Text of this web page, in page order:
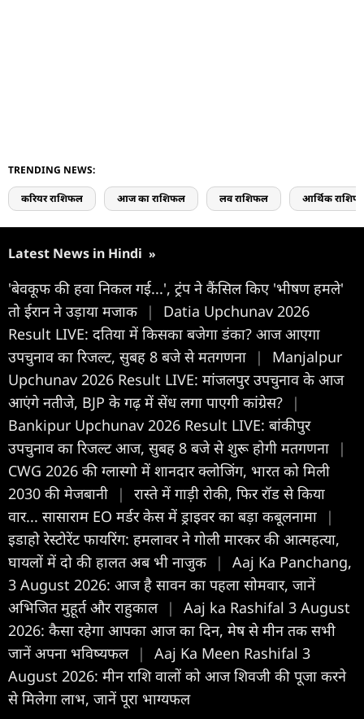
TRENDING NEWS:
करियर राशिफल आज का राशिफल लव राशिफल आर्थिक
Latest News in Hindi »
'बेवकूफ की हवा निकल गई...', ट्रंप ने कैंसिल किए 'भीषण हमले'
तो ईरान ने उड़ाया मजाक
|
Datia Upchunav 2026
Result LIVE: दतिया में किसका बजेगा डंका? आज आएगा
उपचुनाव का रिजल्ट, सुबह 8 बजे से मतगणना
|
Manjalpur
Upchunav 2026 Result LIVE: मांजलपुर उपचुनाव के आज
आएंगे नतीजे, BJP के गढ़ में सेंध लगा पाएगी कांग्रेस?
|
Bankipur Upchunav 2026 Result LIVE: बांकीपुर
उपचुनाव का रिजल्ट आज, सुबह 8 बजे से शुरू होगी मतगणना
|
CWG 2026 की ग्लास्गो में शानदार क्लोजिंग, भारत को मिली
2030 की मेजबानी
|
रास्ते में गाड़ी रोकी, फिर रॉड से किया
वार... सासाराम EO मर्डर केस में ड्राइवर का बड़ा कबूलनामा
|
इडाहो रेस्टोरेंट फायरिंग: हमलावर ने गोली मारकर की आत्महत्या,
घायलों में दो की हालत अब भी नाजुक
|
Aaj Ka Panchang,
3 August 2026: आज है सावन का पहला सोमवार, जानें
अभिजित मुहूर्त और राहुकाल |
Aaj ka Rashifal 3 August
2026: कैसा रहेगा आपका आज का द‍िन, मेष से मीन तक सभी
जानें अपना भविष्यफल |
Aaj Ka Meen Rashifal 3
August 2026: मीन राशि वालों को आज शिवजी की पूजा करने
से मिलेगा लाभ, जानें पूरा भाग्यफल